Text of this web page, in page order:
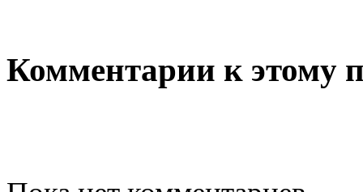
Комментарии к этому